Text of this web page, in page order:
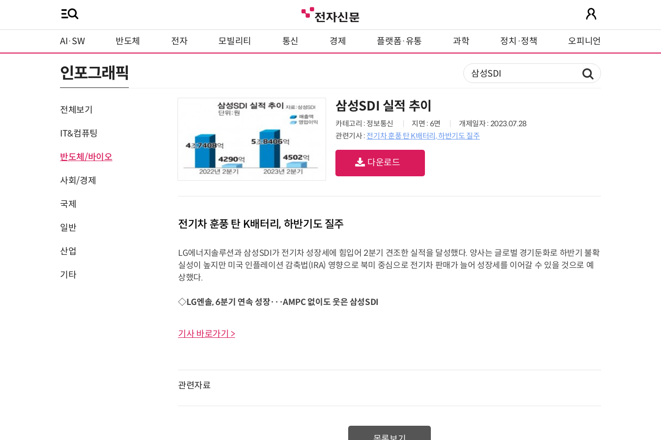
AI·SW 반도체 전자 모빌리티 통신 경제 플랫폼·유통 과학 정치·정책 오피니언
인포그래픽
전체보기
IT&컴퓨팅
반도체/바이오
사회/경제
국제
일반
산업
기타
삼성SDI 실적 추이
카테고리 : 정보통신 지면 : 6면
개제일자 : 2023.07.28
관련기사 : 전기차 훈풍 탄 K배터리, 하반기도 질주
다운로드
전기차 훈풍 탄 K배터리, 하반기도 질주
LG에너지솔루션과 삼성SDI가 전기차 성장세에 힘입어 2분기 견조한 실적을 달성했다. 양사는 글로벌 경기둔화로 하반기 불확
실성이 높지만 미국 인플레이션 감축법(IRA) 영향으로 북미 중심으로 전기차 판매가 늘어 성장세를 이어갈 수 있을 것으로 예
상했다.
◇LG엔솔, 6분기 연속 성장···AMPC 없이도 웃은 삼성SDI
기사 바로가기 >
관련자료